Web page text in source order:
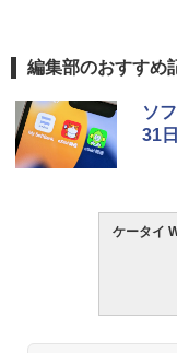
編集部のおすすめ
ソ
31
ケータイ